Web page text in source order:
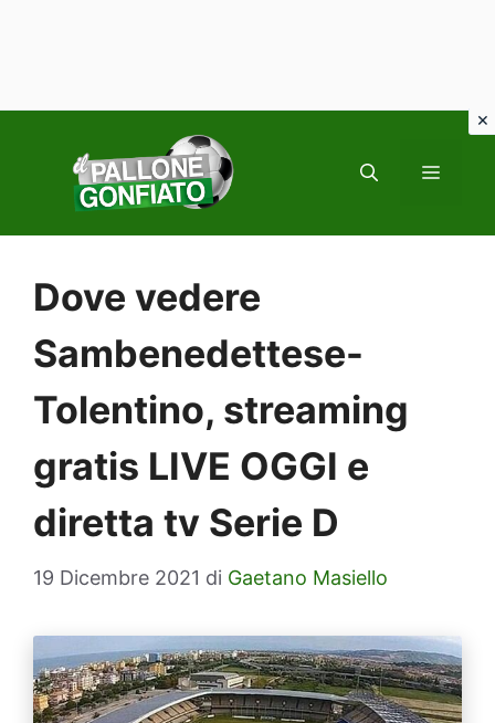
contenuto
MENU
Dove vedere
Sambenedettese-
Tolentino, streaming
gratis LIVE OGGI e
diretta tv Serie D
19 Dicembre 2021 di Gaetano Masiello